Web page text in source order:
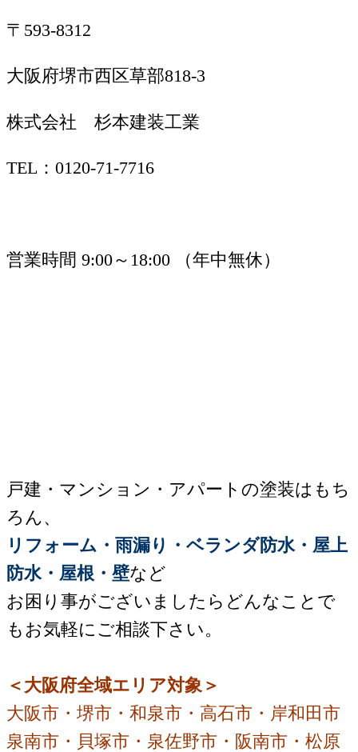
〒593-8312
大阪府堺市西区草部818-3
株式会社 杉本建装工業
TEL：0120-71-7716
営業時間 9:00～18:00 （年中無休）
戸建・マンション・アパートの塗装はもち
ろん、
リフォーム・雨漏り・ベランダ防水・屋上
防水・屋根・壁など
お困り事がございましたらどんなことで
もお気軽にご相談下さい。
＜大阪府全域エリア対象＞
大阪市・堺市・和泉市・高石市・岸和田市
泉南市・貝塚市・泉佐野市・阪南市・松原